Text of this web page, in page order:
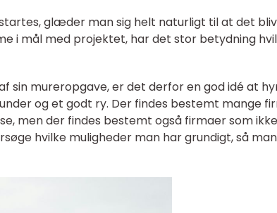
glæder man sig helt naturligt til at det
i mål med projektet, har det stor betydning
sin mureropgave, er det derfor en god idé at
og et godt ry. Der findes bestemt mange
men der findes bestemt også firmaer som
hvilke muligheder man har grundigt, så